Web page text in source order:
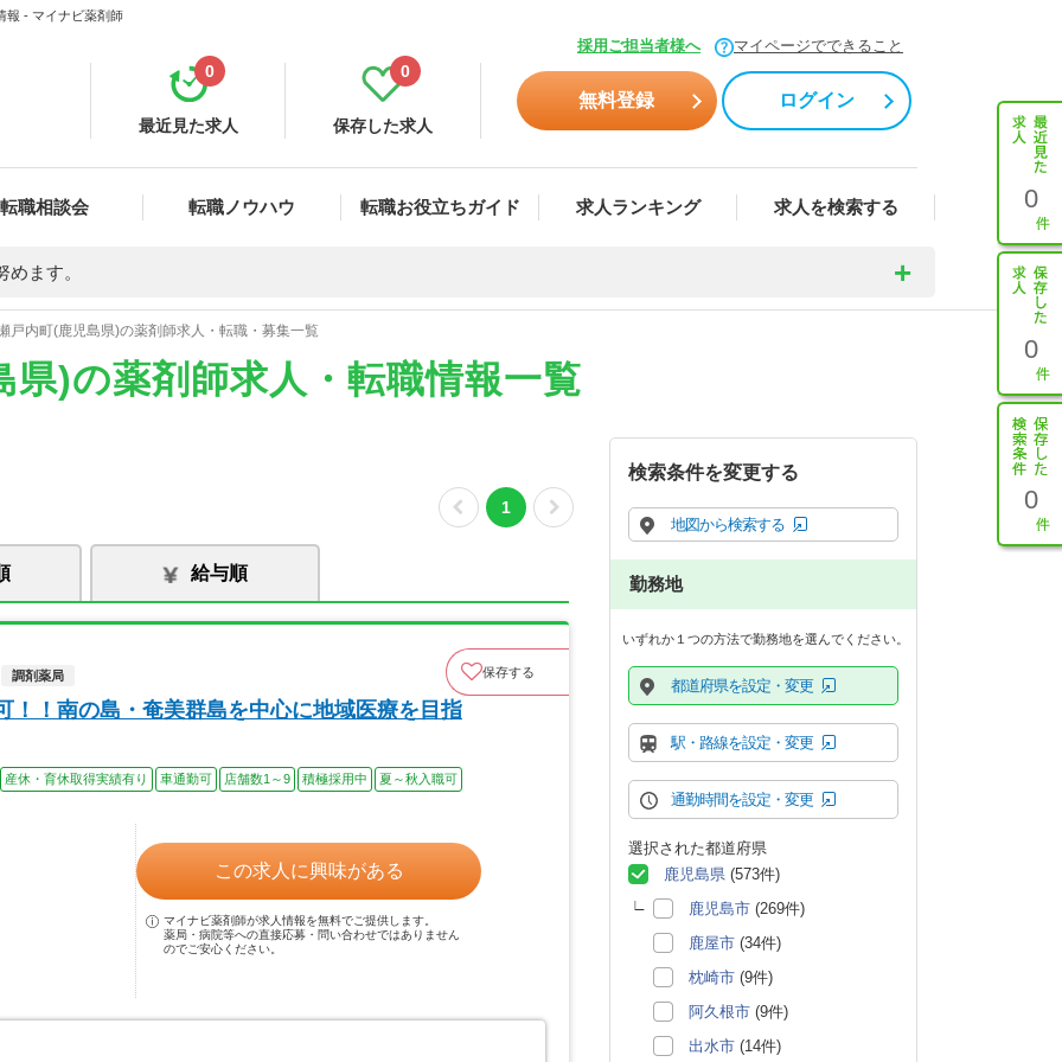
報 - マイナビ薬剤師
採用ご担当者様へ マイページでできること
最近見た求人
0
保存した求人
0
無料登録 ログイン
転職相談会 転職ノウハウ 転職お役立ちガイド 求人ランキング 求人を検索する 0
0
0
ます。
戸内町(鹿児島県)の薬剤師求人・転職・募集一覧
県)の薬剤師求人・転職情報一覧
1
給与順
調剤薬局 保存する
！！南の島・奄美群島を中心に地域医療を目指
産休・育休取得実績有り 車通勤可 店舗数1～9 積極採用中 夏～秋入職可
この求人に興味がある
マイナビ薬剤師が求人情報を無料でご提供します。
薬局・病院等への直接応募・問い合わせではありません
のでご安心ください。
検索条件を変更する
地図から検索する
勤務地
いずれか１つの方法で勤務地を選んでください。
都道府県を設定・変更
駅・路線を設定・変更
通勤時間を設定・変更
選択された都道府県
鹿児島県 (573件)
鹿児島市 (269件)
鹿屋市 (34件)
枕崎市 (9件)
阿久根市 (9件)
出水市 (14件)